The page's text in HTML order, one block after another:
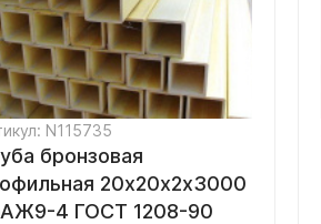
N115735
бронзовая
20х20х2х3000
4 ГОСТ 1208-90